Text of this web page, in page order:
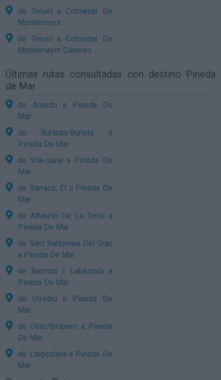
de Teruel a Colmenar De
Montemayor
de Teruel a Colmenar De
Montemayor Cáceres
Últimas rutas consultadas con destino Pineda
de Mar
de Arnedo a Pineda De
Mar
de Burlada/Burlata a
Pineda De Mar
de Vila-sana a Pineda De
Mar
de Barraco, El a Pineda De
Mar
de Alhaurín De La Torre a
Pineda De Mar
de Sant Bartomeu Del Grau
a Pineda De Mar
de Bastida / Labastida a
Pineda De Mar
de Urretxu a Pineda De
Mar
de Olite/Erriberri a Pineda
De Mar
de Llagostera a Pineda De
Mar